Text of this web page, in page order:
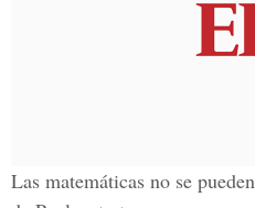
Las matemáticas no se